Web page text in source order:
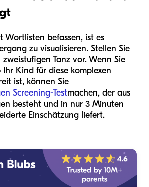
Wortlisten befassen, ist es
zu visualisieren. Stellen Sie
Tanz vor. Wenn Sie
Ihr Kind für diese komplexen
ist, können Sie
Screening-Testmachen, der aus
besteht und in nur 3 Minuten
Einschätzung liefert.